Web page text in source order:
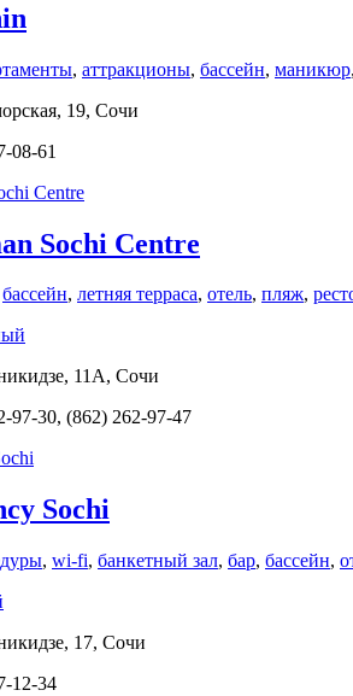
, аттракционы, бассейн, маникюр,
19, Сочи
08-61
Sochi Centre
бассейн, летняя терраса, отель, пляж,
11A, Сочи
97-30, (862) 262-97-47
Sochi
, wi-fi, банкетный зал, бар, бассейн,
17, Сочи
12-34